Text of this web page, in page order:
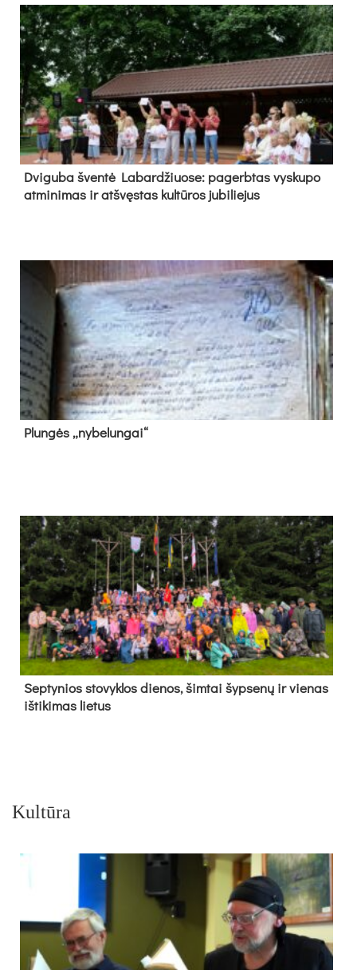
Dvi­gu­ba šven­tė La­bar­džiuo­se: pa­gerb­tas vys­ku­po
at­mi­ni­mas ir at­švęs­tas kul­tū­ros ju­bi­lie­jus
Plun­gės „ny­be­lun­gai“
Sep­ty­nios sto­vyk­los die­nos, šim­tai šyp­se­nų ir vie­nas
iš­ti­ki­mas lie­tus
Kultūra